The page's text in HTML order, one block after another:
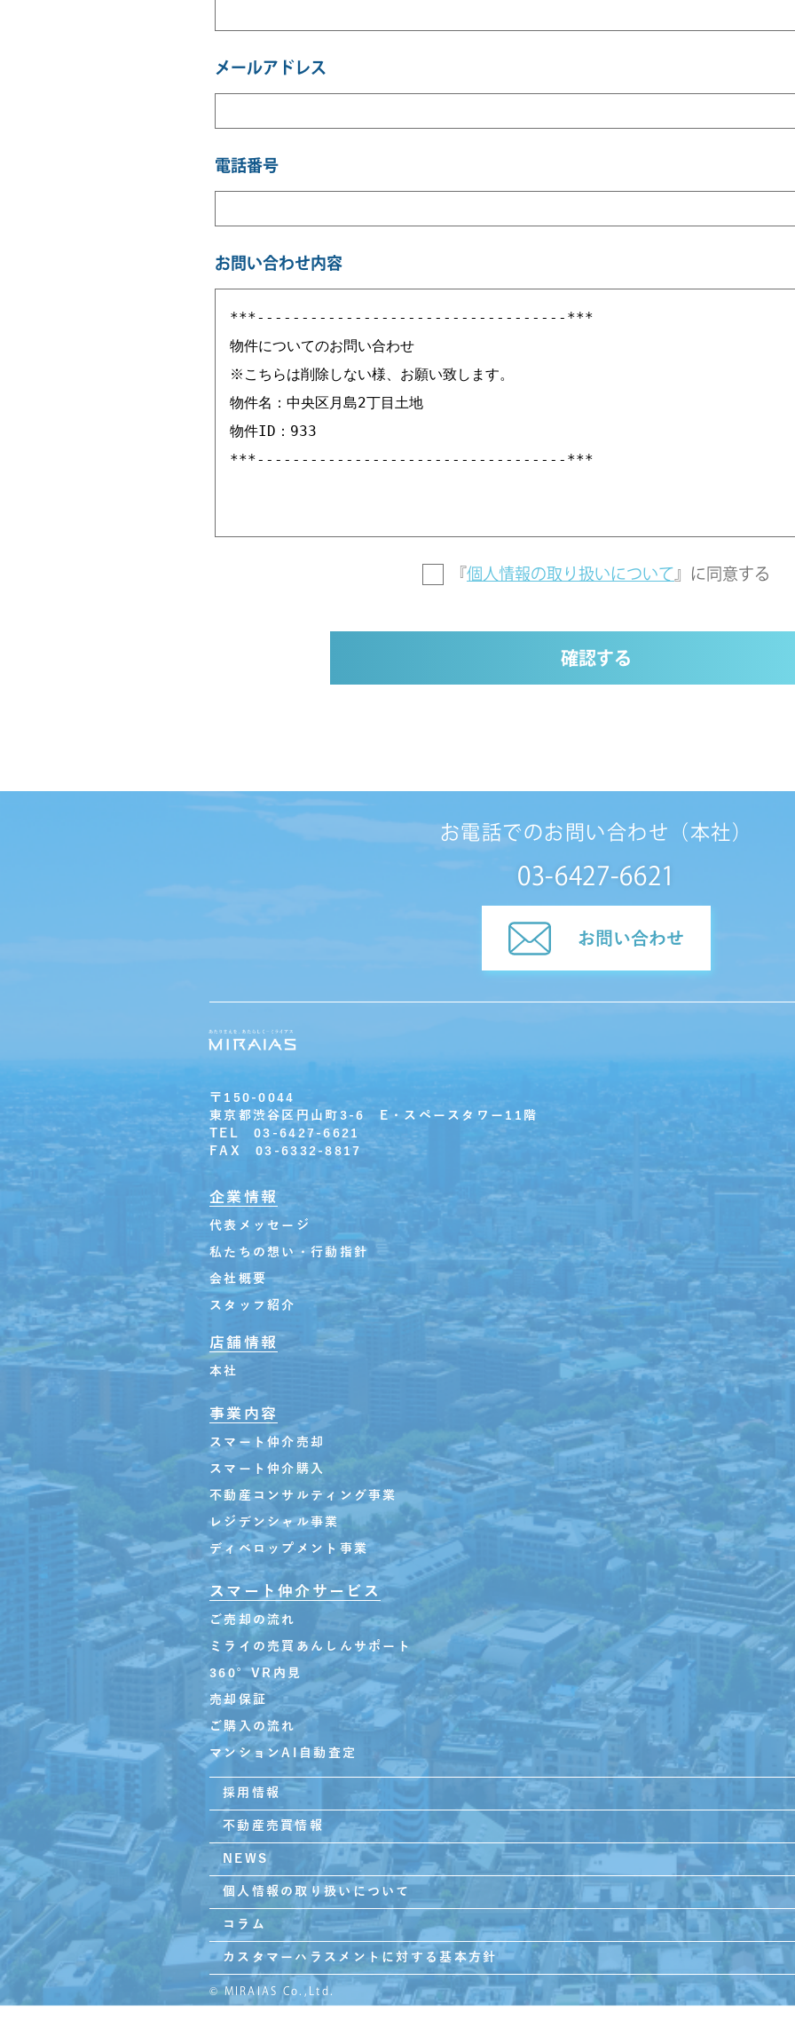
メールアドレス
電話番号
お問い合わせ内容
『個人情報の取り扱いについて 』に 同意する
確認する
お電話でのお問い合わせ（本社）
03-6427-6621
お問い合わせ
〒150-0044
東京都渋谷区円山町3-6 E・スペースタワー11階
TEL 03-6427-6621
FAX 03-6332-8817
企業情報
代表メッセージ
私たちの想い・行動指針
会社概要
スタッフ紹介
店舗情報
本社
事業内容
スマート仲介売却
スマート仲介購入
不動産コンサルティング事業
レジデンシャル事業
ディベロップメント事業
スマート仲介サービス
ご売却の流れ
ミライの売買あんしんサポート
360°VR内見
売却保証
ご購入の流れ
マンションAI自動査定
採用情報
不動産売買情報
NEWS
個人情報の取り扱いについて
コラム
カスタマーハラスメントに対する基本方針
© MIRAIAS Co.,Ltd.